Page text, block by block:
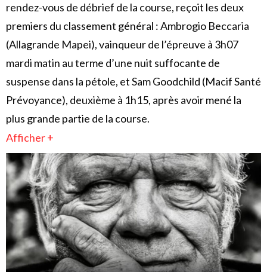
rendez-vous de débrief de la course, reçoit les deux
premiers du classement général : Ambrogio Beccaria
(Allagrande Mapei), vainqueur de l’épreuve à 3h07
mardi matin au terme d’une nuit suffocante de
suspense dans la pétole, et Sam Goodchild (Macif Santé
Prévoyance), deuxième à 1h15, après avoir mené la
plus grande partie de la course.
Afficher +